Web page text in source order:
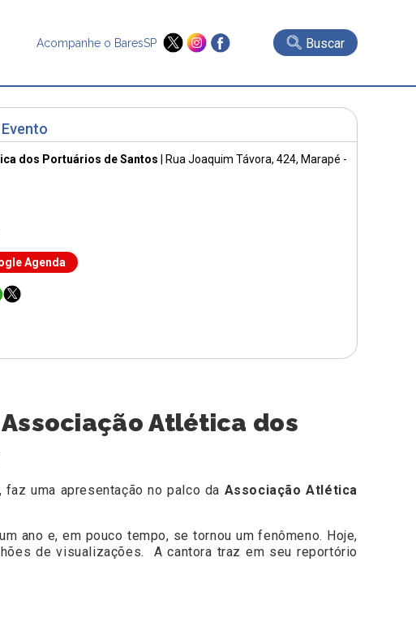
Acompanhe o BaresSP Buscar
dos Portuários de Santos Rua Joaquim Távora, 424, Marapé -
Agenda
Atlética dos
, faz uma apresentação no palco da Associação Atlética
ano e, em pouco tempo, se tornou um fenômeno. Hoje,
de visualizações. A cantora traz em seu reportório